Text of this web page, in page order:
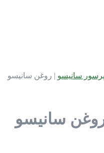
سانیسو | روغن سانیسو
سانیسو